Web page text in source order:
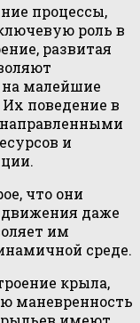
процессы,
роль в
развитая
на малейшие
поведение в
и
что они
даже
им
среде.
крыла,
маневренность